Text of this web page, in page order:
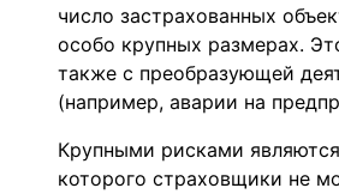
число застрахованных
особо крупных размерах.
также с преобразующей
(например, аварии на
Крупными рисками
которого страховщики не